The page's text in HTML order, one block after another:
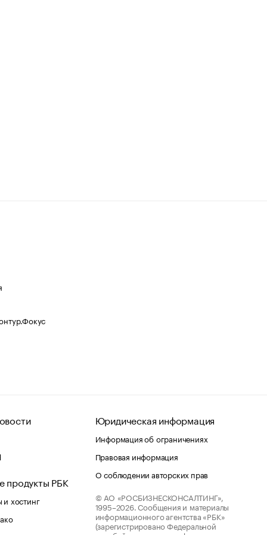
продукты РБК
хостинг
Юридическая информация
Информация об ограничениях
Правовая информация
О соблюдении авторских прав
© АО «РОСБИЗНЕСКОНСАЛТИНГ»,
1995–2026. Сообщения и материалы
информационного агентства «РБК»
(зарегистрировано Федеральной